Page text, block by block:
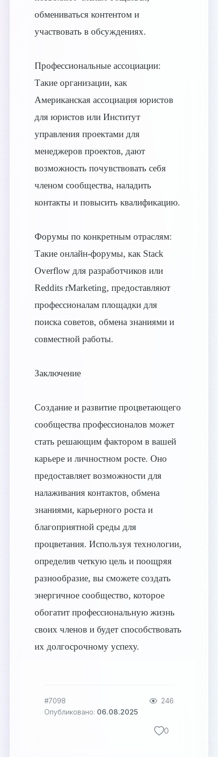
обмениваться контентом и
участвовать в обсуждениях.
Профессиональные ассоциации:
Такие организации, как
Американская ассоциация юристов
для юристов или Институт
управления проектами для
менеджеров проектов, дают
возможность почувствовать себя
членом сообщества, наладить
контакты и повысить квалификацию.
Форумы по конкретным отраслям:
Такие онлайн-форумы, как Stack
Overflow для разработчиков или
Reddits rMarketing, предоставляют
профессионалам площадки для
поиска советов, обмена знаниями и
совместной работы.
Заключение
Создание и развитие процветающего
сообщества профессионалов может
стать решающим фактором в вашей
карьере и личностном росте. Оно
предоставляет возможности для
налаживания контактов, обмена
знаниями, карьерного роста и
благоприятной среды для
процветания. Используя технологии,
определив четкую цель и поощряя
разнообразие, вы сможете создать
энергичное сообщество, которое
обогатит профессиональную жизнь
своих членов и будет способствовать
их долгосрочному успеху.
#7098
246
Опубликовано: 06.08.2025
0